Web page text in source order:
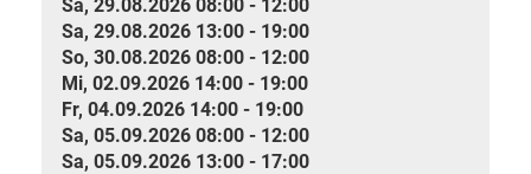
Sa, 29.08.2026 08:00 - 12:00
Sa, 29.08.2026 13:00 - 19:00
So, 30.08.2026 08:00 - 12:00
Mi, 02.09.2026 14:00 - 19:00
Fr, 04.09.2026 14:00 - 19:00
Sa, 05.09.2026 08:00 - 12:00
Sa, 05.09.2026 13:00 - 17:00